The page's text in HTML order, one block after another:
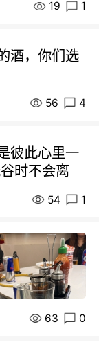
19 1
酒，你们选
56 4
彼此心里一
时不会离
54 1
63 0